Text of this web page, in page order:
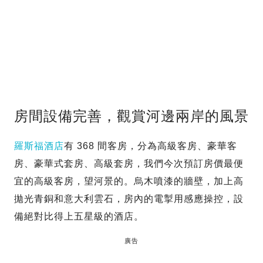
房間設備完善，觀賞河邊兩岸的風景
羅斯福酒店有 368 間客房，分為高級客房、豪華客
房、豪華式套房、高級套房，我們今次預訂房價最便
宜的高級客房，望河景的。烏木噴漆的牆壁，加上高
拋光青銅和意大利雲石，房內的電掣用感應操控，設
備絕對比得上五星級的酒店。
廣告